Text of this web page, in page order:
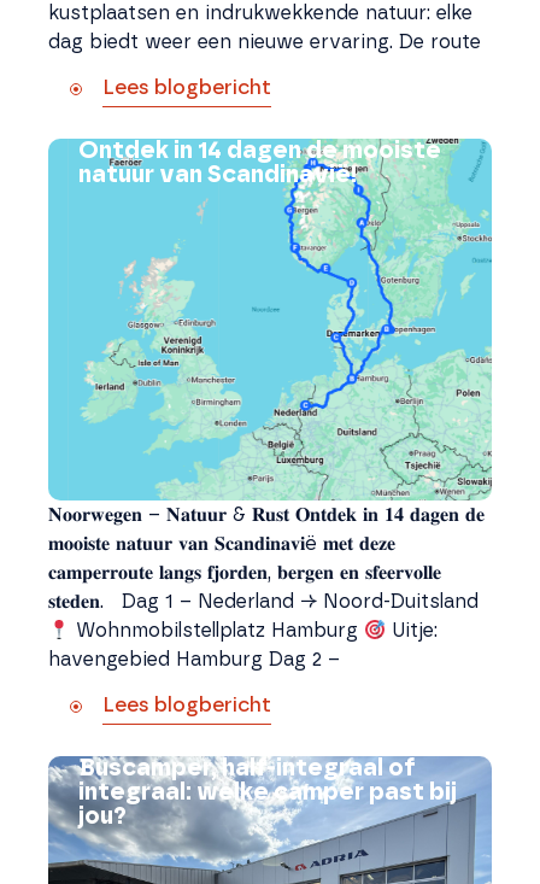
kustplaatsen en indrukwekkende natuur: elke
dag biedt weer een nieuwe ervaring. De route
Lees blogbericht
Ontdek in 14 dagen de mooiste
natuur van Scandinavië!
𝐍𝐨𝐨𝐫𝐰𝐞𝐠𝐞𝐧 – 𝐍𝐚𝐭𝐮𝐮𝐫 & 𝐑𝐮𝐬𝐭 𝐎𝐧𝐭𝐝𝐞𝐤 𝐢𝐧 𝟏𝟒 𝐝𝐚𝐠𝐞𝐧 𝐝𝐞
𝐦𝐨𝐨𝐢𝐬𝐭𝐞 𝐧𝐚𝐭𝐮𝐮𝐫 𝐯𝐚𝐧 𝐒𝐜𝐚𝐧𝐝𝐢𝐧𝐚𝐯𝐢ë 𝐦𝐞𝐭 𝐝𝐞𝐳𝐞
𝐜𝐚𝐦𝐩𝐞𝐫𝐫𝐨𝐮𝐭𝐞 𝐥𝐚𝐧𝐠𝐬 𝐟𝐣𝐨𝐫𝐝𝐞𝐧, 𝐛𝐞𝐫𝐠𝐞𝐧 𝐞𝐧 𝐬𝐟𝐞𝐞𝐫𝐯𝐨𝐥𝐥𝐞
𝐬𝐭𝐞𝐝𝐞𝐧. Dag 1 – Nederland → Noord-Duitsland
Wohnmobilstellplatz Hamburg
Uitje:
havengebied Hamburg Dag 2 –
Lees blogbericht
Buscamper, half-integraal of
integraal: welke camper past bij
jou?